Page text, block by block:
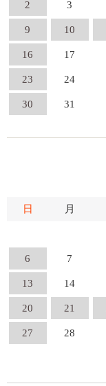
2 3
9 10
16 17
23 24
30 31
日 月
6 7
13 14
20 21
27 28